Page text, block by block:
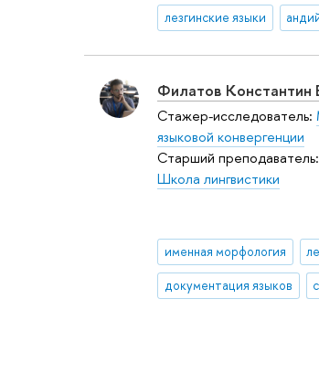
лезгинские языки
Филатов Константин
Стажер-исследователь:
языковой конвергенции
Старший преподаватель:
Школа лингвистики
именная морфология
документация языков